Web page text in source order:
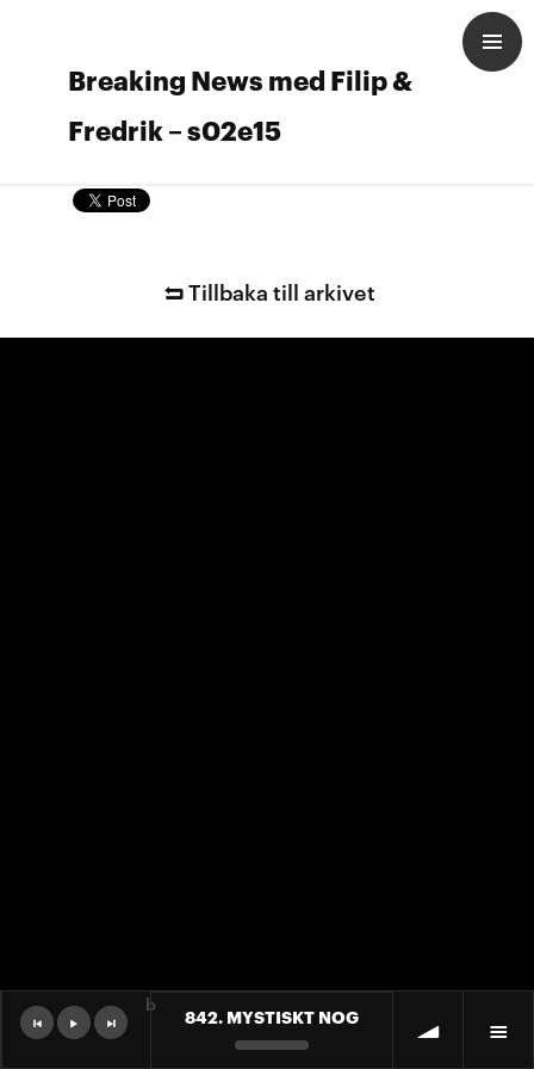
Breaking News med Filip &
Fredrik – s02e15
Tillbaka till arkivet
842. MYSTISKT NOG
b